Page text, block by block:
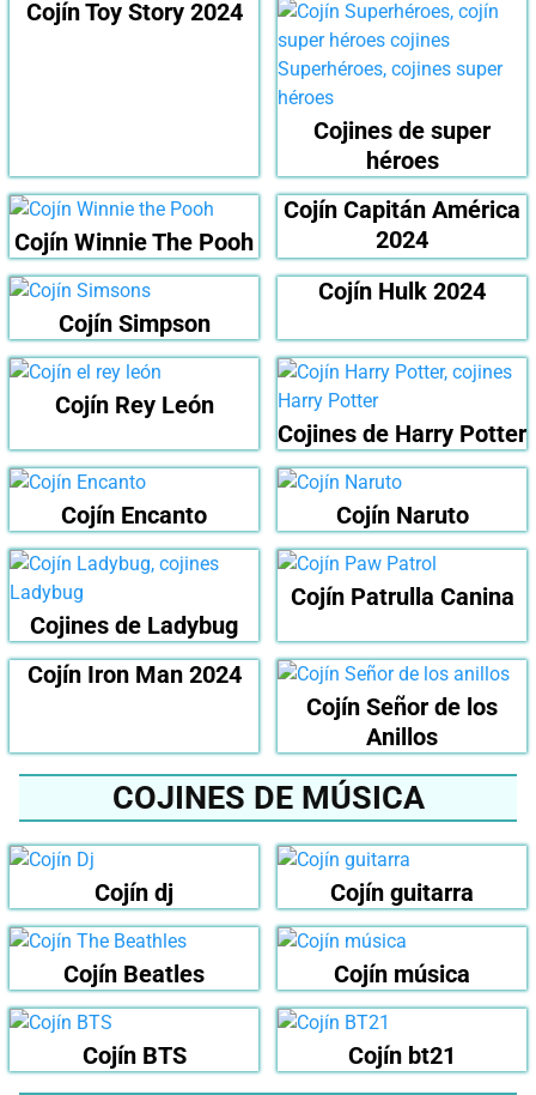
Cojín Toy Story 2024
Cojines de super
héroes
Cojín Winnie The Pooh
Cojín Capitán América
2024
Cojín Simpson
Cojín Hulk 2024
Cojín Rey León
Cojines de Harry Potter
Cojín Encanto Cojín Naruto
Cojines de Ladybug
Cojín Patrulla Canina
Cojín Iron Man 2024
Cojín Señor de los
Anillos
COJINES DE MÚSICA
Cojín dj Cojín guitarra
Cojín Beatles Cojín música
Cojín BTS Cojín bt21